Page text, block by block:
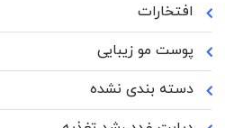
افتخارات
پوست مو زیبایی
دسته بندی نشده